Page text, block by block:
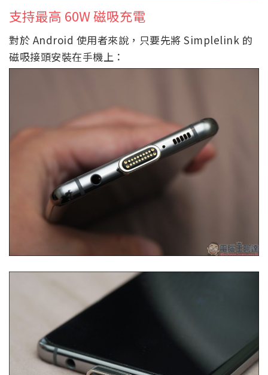
支持最高 60W 磁吸充電
對於 Android 使用者來說，只要先將 Simplelink 的
磁吸接頭安裝在手機上：